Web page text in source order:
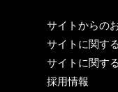
サイトからの
サイトに関す
サイトに関す
採用情報